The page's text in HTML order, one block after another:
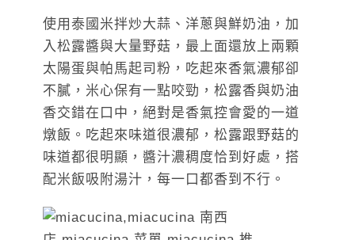
使用泰國米拌炒大蒜、洋蔥與鮮奶油，加
入松露醬與大量野菇，最上面還放上兩顆
太陽蛋與帕馬起司粉，吃起來香氣濃郁卻
不膩，米心保有一點咬勁，松露香與奶油
香交錯在口中，絕對是香氣控會愛的一道
燉飯。吃起來味道很濃郁，松露跟野菇的
味道都很明顯，醬汁濃稠度恰到好處，搭
配米飯吸附湯汁，每一口都香到不行。